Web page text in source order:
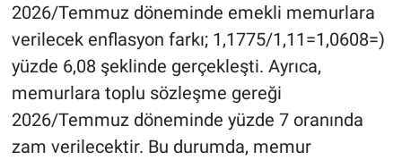
2026/Temmuz döneminde emekli memurlara
verilecek enflasyon farkı; 1,1775/1,11=1,0608=)
yüzde 6,08 şeklinde gerçekleşti. Ayrıca,
memurlara toplu sözleşme gereği
2026/Temmuz döneminde yüzde 7 oranında
zam verilecektir. Bu durumda, memur